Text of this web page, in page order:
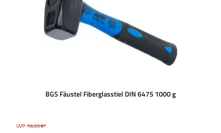
BGS Fäustel Fiberglasstiel DIN 6475 1000 g
UVP:16,55 €*